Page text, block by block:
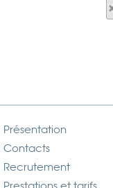
Présentation
Contacts
Recrutement